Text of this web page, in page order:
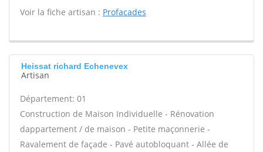
Voir la fiche artisan : Profacades
Heissat richard Echenevex
Artisan
Département: 01
Construction de Maison Individuelle - Rénovation
dappartement / de maison - Petite maçonnerie -
Ravalement de façade - Pavé autobloquant - Allée de